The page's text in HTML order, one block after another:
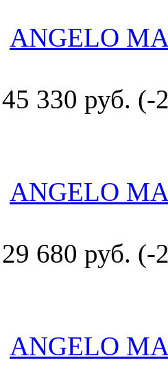
ANGELO
45 330 руб. (-
ANGELO
29 680 руб. (-
ANGELO